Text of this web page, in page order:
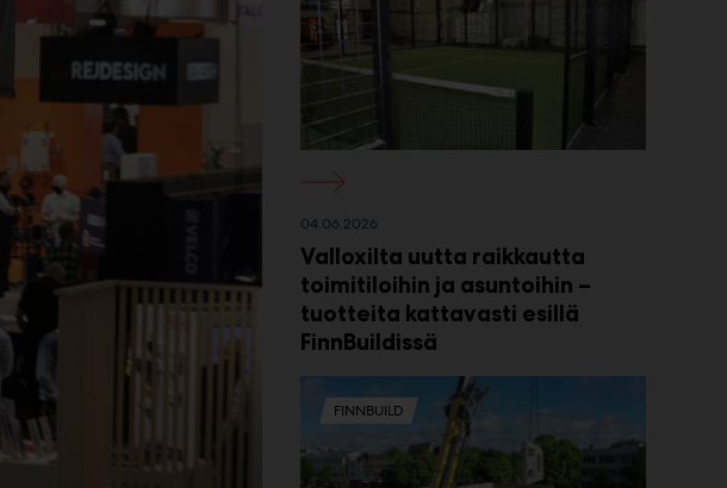
04.06.2026
Valloxilta uutta raikkautta
toimitiloihin ja asuntoihin –
tuotteita kattavasti esillä
FinnBuildissä
FINNBUILD